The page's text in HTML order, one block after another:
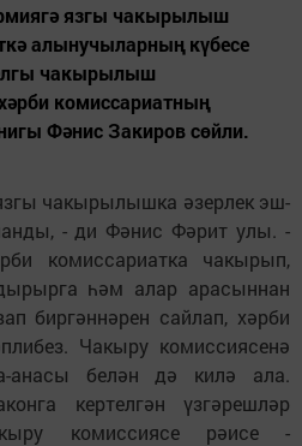
язгы чакырылыш
алынучыларның күбесе
чакырылыш
комиссариатның
Фәнис Закиров сөйли.
чакырылышка әзерлек эш­
- ди Фәнис Фәрит улы. -
ко­мис­сариатка чакырып,
һәм алар арасыннан
биргәннәрен сайлап, хәрби
Чакыру комиссиясенә
анасы белән дә килә ала.
кертелгән үзгәрешләр
комиссиясе рәисе -